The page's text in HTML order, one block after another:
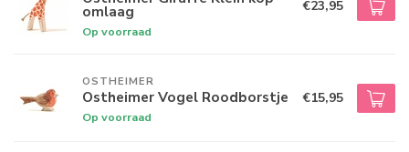
omlaag
Op voorraad
€23,95
OSTHEIMER
Ostheimer Vogel Roodborstje
Op voorraad
€15,95